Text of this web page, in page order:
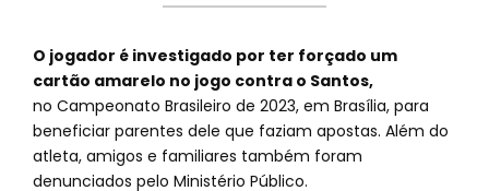
O jogador é investigado por ter forçado um
cartão amarelo no jogo contra o Santos,
no Campeonato Brasileiro de 2023, em Brasília, para
beneficiar parentes dele que faziam apostas. Além do
atleta, amigos e familiares também foram
denunciados pelo Ministério Público.